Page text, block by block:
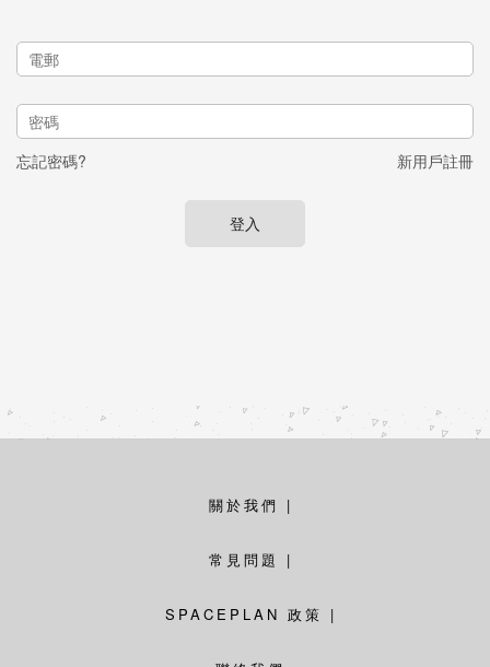
忘記密碼? 新用戶註冊
關於我們 |
常見問題 |
SPACEPLAN 政策 |